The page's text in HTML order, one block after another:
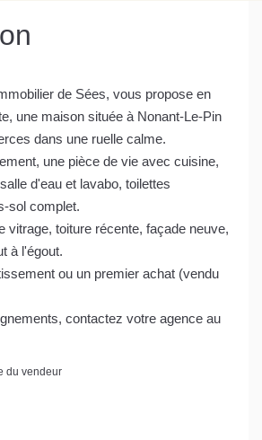
de Sées, vous propose en
une maison située à Nonant-Le-Pin
dans une ruelle calme.
une pièce de vie avec cuisine,
d'eau et lavabo, toilettes
sol complet.
vitrage, toiture récente, façade neuve,
à l'égout.
ou un premier achat (vendu
contactez votre agence au
du vendeur